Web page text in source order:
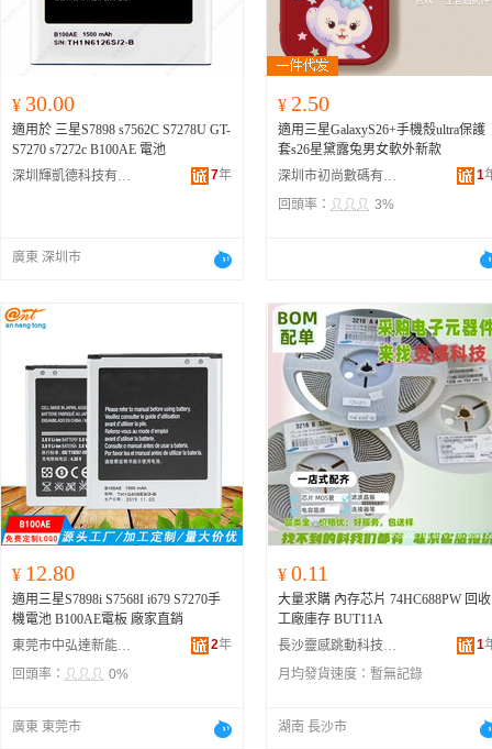
¥ 30.00
適用於 三星S7898 s7562C S7278U GT-
S7270 s7272c B100AE 電池
深圳輝凱德科技有限公司
7年
廣東 深圳市
¥ 2.50
適用三星GalaxyS26+手機殼ultra保護
套s26星黛露兔男女軟外新款
深圳市初尚數碼有限公司
1
回頭率：
3%
¥ 12.80
適用三星S7898i S7568I i679 S7270手
機電池 B100AE電板 廠家直銷
東莞市中弘達新能源科技有限公司
2年
回頭率：
0%
廣東 東莞市
¥ 0.11
大量求購 內存芯片 74HC688PW 回收
工廠庫存 BUT11A
長沙靈感跳動科技有限公司
1
月均發貨速度： 暫無記錄
湖南 長沙市